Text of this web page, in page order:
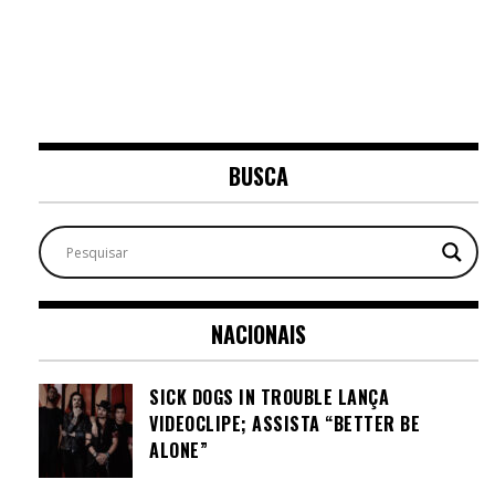
BUSCA
NACIONAIS
SICK DOGS IN TROUBLE LANÇA
VIDEOCLIPE; ASSISTA “BETTER BE
ALONE”